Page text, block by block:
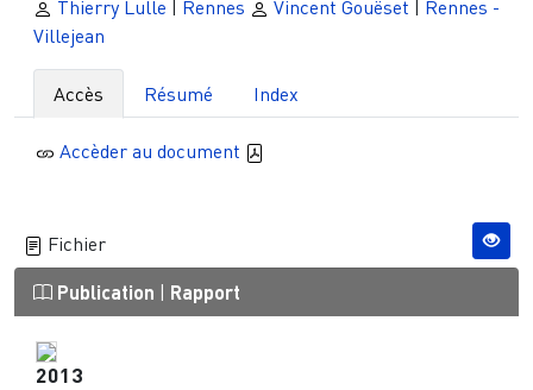
Thierry Lulle Rennes Vincent Gouëset
Rennes -
Villejean
Accès Résumé Index
Accèder au document
Fichier
Publication Rapport
2013